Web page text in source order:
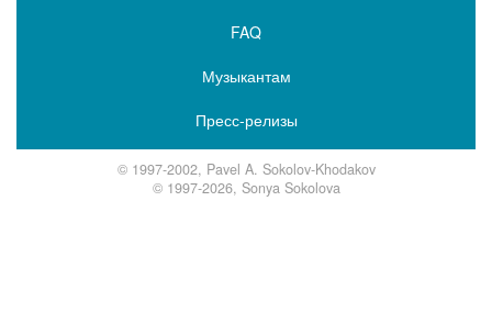
FAQ
Музыкантам
Пресс-релизы
© 1997-2002, Pavel A. Sokolov-Khodakov
© 1997-2026, Sonya Sokolova